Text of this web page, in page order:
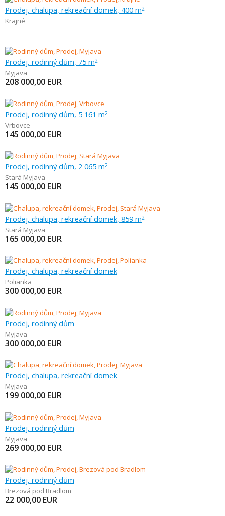
Prodej, chalupa, rekreační domek, 400 m2
Krajné
Prodej, rodinný dům, 75 m2
Myjava
208 000,00 EUR
Prodej, rodinný dům, 5 161 m2
Vrbovce
145 000,00 EUR
Prodej, rodinný dům, 2 065 m2
Stará Myjava
145 000,00 EUR
Prodej, chalupa, rekreační domek, 859 m2
Stará Myjava
165 000,00 EUR
Prodej, chalupa, rekreační domek
Polianka
300 000,00 EUR
Prodej, rodinný dům
Myjava
300 000,00 EUR
Prodej, chalupa, rekreační domek
Myjava
199 000,00 EUR
Prodej, rodinný dům
Myjava
269 000,00 EUR
Prodej, rodinný dům
Brezová pod Bradlom
22 000,00 EUR